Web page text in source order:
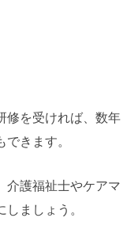
修を受ければ、数年
きます。
介護福祉士やケアマ
ましょう。